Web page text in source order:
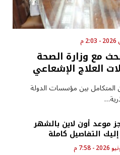
مع وزارة الصحة
العلاج الإشعاعي
المتكامل بين مؤسسات الدولة
موعد أون لاين بالشهر
التفاصيل كاملة